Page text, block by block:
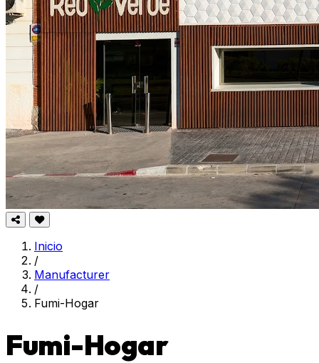
Inicio
/
Manufacturer
/
Fumi-Hogar
Fumi-Hogar